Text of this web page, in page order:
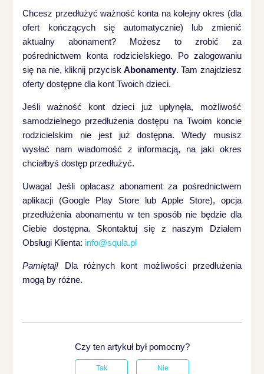
Chcesz przedłużyć ważność konta na kolejny okres (dla
ofert kończących się automatycznie) lub zmienić
aktualny abonament? Możesz to zrobić za
pośrednictwem konta rodzicielskiego. Po zalogowaniu
się na nie, kliknij przycisk Abonamenty. Tam znajdziesz
oferty dostępne dla kont Twoich dzieci.
Jeśli ważność kont dzieci już upłynęła, możliwość
samodzielnego przedłużenia dostępu na Twoim koncie
rodzicielskim nie jest już dostępna. Wtedy musisz
wysłać nam wiadomość z informacją, na jaki okres
chciałbyś dostęp przedłużyć.
Uwaga! Jeśli opłacasz abonament za pośrednictwem
aplikacji (Google Play Store lub Apple Store), opcja
przedłużenia abonamentu w ten sposób nie będzie dla
Ciebie dostępna. Skontaktuj się z naszym Działem
Obsługi Klienta: info@squla.pl
Pamiętaj! Dla różnych kont możliwości przedłużenia
mogą by różne.
Czy ten artykuł był pomocny?